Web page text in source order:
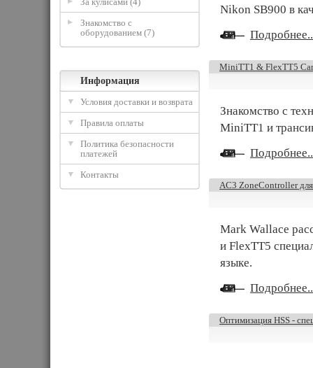
Знакомство с
оборудованием (7)
Информация
Условия доставки и возврата
Правила оплаты
Политика безопасности
платежей
Контакты
Nikon SB900 в
MiniTT1 & FlexTT5
Знакомство с
MiniTT1 и
AC3 ZoneController
Mark Wallace
и FlexTT5
языке.
Оптимизация HSS -